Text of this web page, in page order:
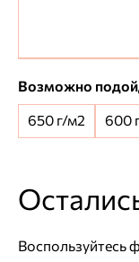
Возможно
650 г/м2
600
Воспользуйтесь